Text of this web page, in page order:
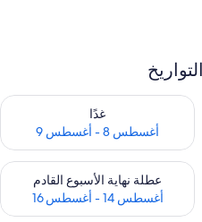
أغسطس 8
غدًا
أغسطس 8 - أغسطس 9
تحقق من مدى التوفر لغد للفترة أغسطس
للفترة أغسطس 7 - أغسطس 9
عطلة نهاية الأسبوع القادم
أغسطس 14 - أغسطس 16
تحقق من مدى التوفر لعطلة نهاية